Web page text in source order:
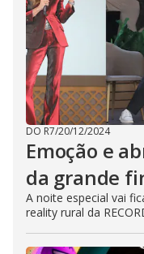
DO R7/20/12/2024
Emoção e
da grande
A noite especial vai
reality rural da